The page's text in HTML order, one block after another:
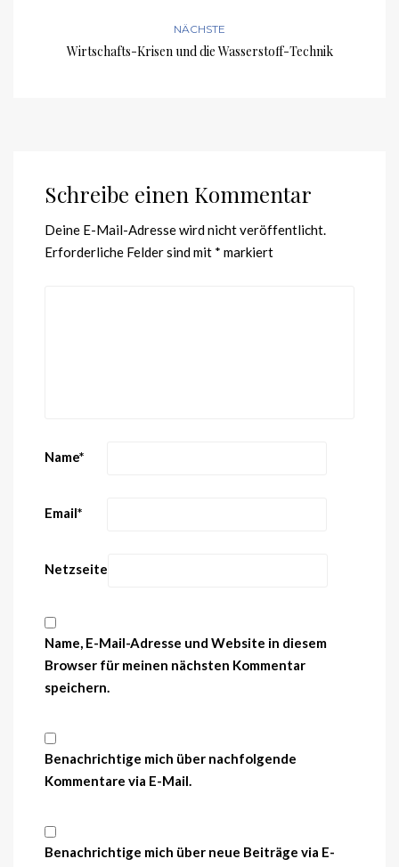
NÄCHSTE
Wirtschafts-Krisen und die Wasserstoff-Technik
Schreibe einen Kommentar
Deine E-Mail-Adresse wird nicht veröffentlicht.
Erforderliche Felder sind mit * markiert
Name*
Email*
Netzseite
Name, E-Mail-Adresse und Website in diesem
Browser für meinen nächsten Kommentar
speichern.
Benachrichtige mich über nachfolgende
Kommentare via E-Mail.
Benachrichtige mich über neue Beiträge via E-